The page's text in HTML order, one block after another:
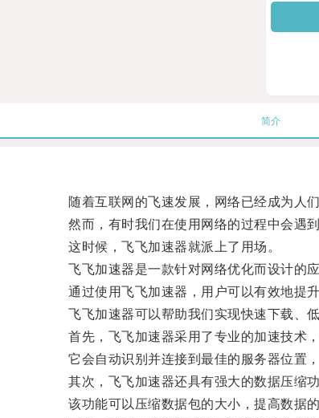
简介
随着互联网的飞速发展，网络已经成为人们
然而，有时我们在使用网络的过程中会遇到
这时候，飞飞加速器就派上了用场。
飞飞加速器是一款针对网络优化而设计的应
通过使用飞飞加速器，用户可以有效地提升
飞飞加速器可以帮助我们实现快速下载、低
首先，飞飞加速器采用了专业的加速技术，
它会自动识别并连接到最佳的服务器位置，
其次，飞飞加速器还具有强大的数据压缩功
该功能可以压缩数据包的大小，提高数据的